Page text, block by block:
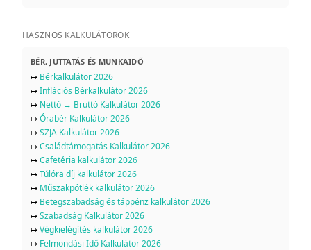
HASZNOS KALKULÁTOROK
BÉR, JUTTATÁS ÉS MUNKAIDŐ
↦ Bérkalkulátor 2026
↦Inflációs Bérkalkulátor 2026
↦ Nettó → Bruttó Kalkulátor 2026
↦Órabér Kalkulátor 2026
↦SZJA Kalkulátor 2026
↦Családtámogatás Kalkulátor 2026
↦Cafetéria kalkulátor 2026
↦Túlóra díj kalkulátor 2026
↦ Műszakpótlék kalkulátor 2026
↦ Betegszabadság és táppénz kalkulátor 2026
↦Szabadság Kalkulátor 2026
↦Végkielégítés kalkulátor 2026
↦ Felmondási Idő Kalkulátor 2026